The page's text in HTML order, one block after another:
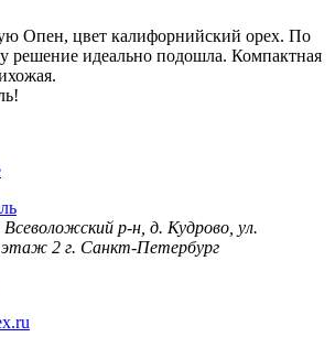
Опен, цвет калифорнийский орех. По
решение идеально подошла. Компактная
Всеволожский р-н, д. Кудрово, ул.
2 г. Санкт-Петербург